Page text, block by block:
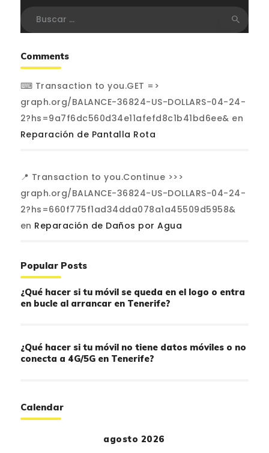
Comments
⌨ Transaction to you.GET =>
graph.org/BALANCE-36824-US-DOLLARS-04-24-
2?hs=9a7f6dc560d34e11afefd8c1b41bd6ee& en
Reparación de Pantalla Rota
📍 Transaction to you.Continue >>>
graph.org/BALANCE-36824-US-DOLLARS-04-24-
2?hs=660f775f1ad34dda078a1a45509d5958&
en Reparación de Daños por Agua
Popular Posts
¿Qué hacer si tu móvil se queda en el logo o entra
en bucle al arrancar en Tenerife?
¿Qué hacer si tu móvil no tiene datos móviles o no
conecta a 4G/5G en Tenerife?
Calendar
agosto 2026